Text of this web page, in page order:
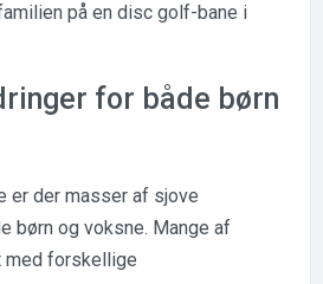
på en disc golf-bane i
for både børn
er der masser af sjove
børn og voksne. Mange af
med forskellige